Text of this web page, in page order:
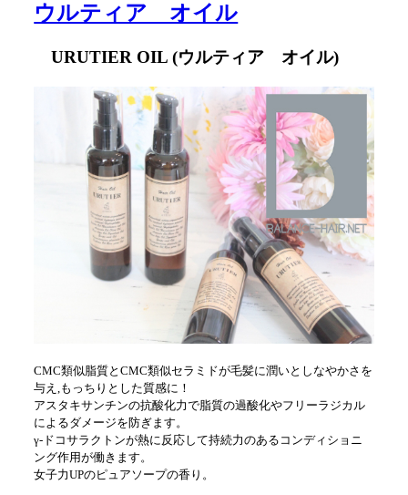
ウルティア オイル
URUTIER OIL (ウルティア オイル)
CMC類似脂質とCMC類似セラミドが毛髪に潤いとしなやかさを
与え,もっちりとした質感に！
アスタキサンチンの抗酸化力で脂質の過酸化やフリーラジカル
によるダメージを防ぎます。
γ-ドコサラクトンが熱に反応して持続力のあるコンディショニ
ング作用が働きます。
女子力UPのピュアソープの香り。